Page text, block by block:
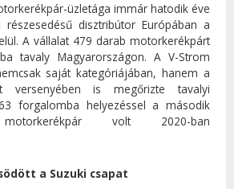
üzletága immár hatodik éve
disztribútor Európában a
A vállalat 479 darab motorkerékpárt
tavaly Magyarországon. A V-Strom
saját kategóriájában, hanem a
versenyében is megőrizte tavalyi
forgalomba helyezéssel a második
motorkerékpár volt 2020-ban
a Suzuki csapat